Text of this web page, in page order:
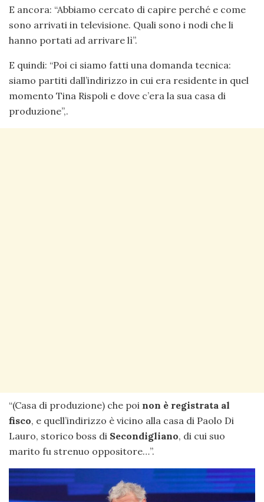
E ancora: “Abbiamo cercato di capire perché e come
sono arrivati in televisione. Quali sono i nodi che li
hanno portati ad arrivare lì”.
E quindi: “Poi ci siamo fatti una domanda tecnica:
siamo partiti dall’indirizzo in cui era residente in quel
momento Tina Rispoli e dove c’era la sua casa di
produzione”,.
“(Casa di produzione) che poi non è registrata al
fisco, e quell’indirizzo è vicino alla casa di Paolo Di
Lauro, storico boss di Secondigliano, di cui suo
marito fu strenuo oppositore…”.